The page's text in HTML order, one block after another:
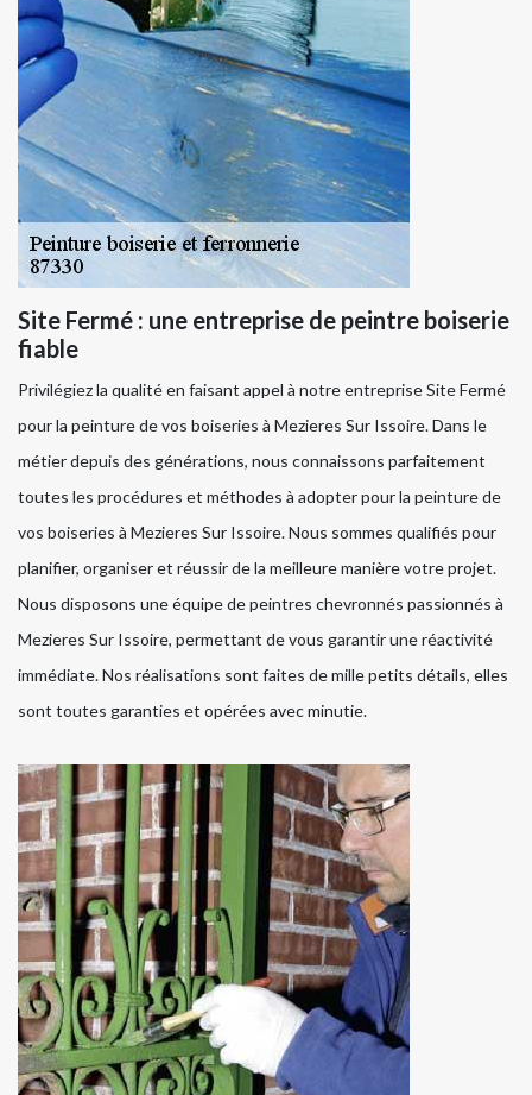
Site Fermé : une entreprise de peintre boiserie
fiable
Privilégiez la qualité en faisant appel à notre entreprise Site Fermé
pour la peinture de vos boiseries à Mezieres Sur Issoire. Dans le
métier depuis des générations, nous connaissons parfaitement
toutes les procédures et méthodes à adopter pour la peinture de
vos boiseries à Mezieres Sur Issoire. Nous sommes qualifiés pour
planifier, organiser et réussir de la meilleure manière votre projet.
Nous disposons une équipe de peintres chevronnés passionnés à
Mezieres Sur Issoire, permettant de vous garantir une réactivité
immédiate. Nos réalisations sont faites de mille petits détails, elles
sont toutes garanties et opérées avec minutie.